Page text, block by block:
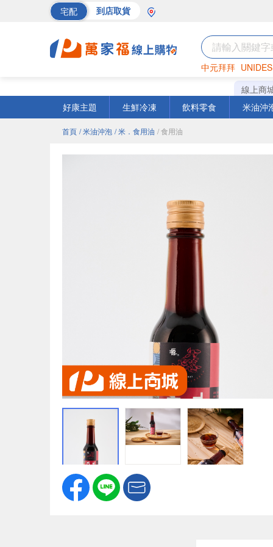
宅配 到店取貨
中元拜拜
罐頭 海苔
線上商
好康主題
生鮮冷凍 飲料零食 米油沖
首頁 / 米油沖泡 / 米．食用油 / 食用油